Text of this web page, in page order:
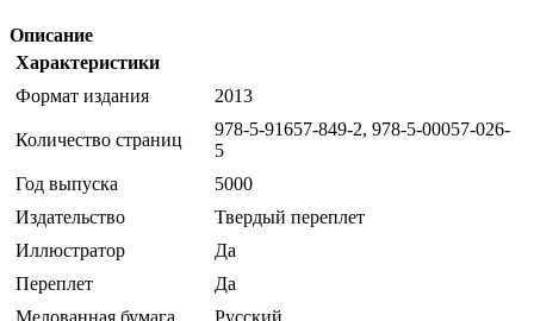
Описание
Характеристики
Формат издания
2013
Количество страниц
978-5-91657-849-2, 978-5-00057-026-
5
Год выпуска
5000
Издательство
Твердый переплет
Иллюстратор
Да
Переплет
Да
Мелованная бумага
Русский